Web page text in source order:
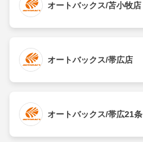
オートバックス/苫小牧店
オートバックス/帯広店
オートバックス/帯広21条